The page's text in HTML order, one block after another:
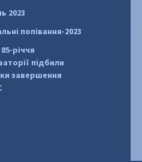
2023
попівання-2023
річчя
підбили
завершення